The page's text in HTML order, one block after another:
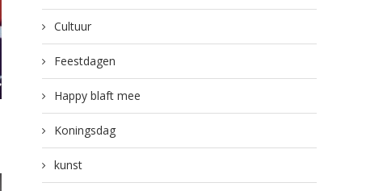
Cultuur
Feestdagen
Happy blaft mee
Koningsdag
kunst